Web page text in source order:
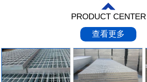
PRODUCT CENTER
查看更多